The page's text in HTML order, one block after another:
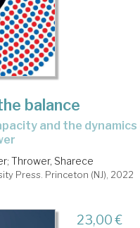
balance
; Thrower, Sharece
Press. Princeton (NJ), 2022
23,00 €